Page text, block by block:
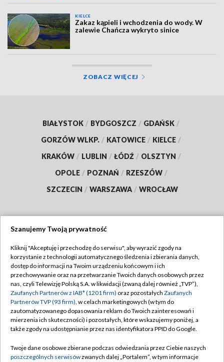
KIELCE
Zakaz kąpieli i wchodzenia do wody. W
zalewie Chańcza wykryto sinice
ZOBACZ WIĘCEJ
BIAŁYSTOK / BYDGOSZCZ / GDAŃSK /
GORZÓW WLKP. / KATOWICE / KIELCE /
KRAKÓW / LUBLIN / ŁÓDŹ / OLSZTYN /
OPOLE / POZNAŃ / RZESZÓW /
SZCZECIN / WARSZAWA / WROCŁAW
TVP
Abonament TVP
Emisja w TVP
Centrum informacji TVP
Naziemna Telewizja Cyfrowa
Rada Programowa
Regulamin TVP
Polityka prywatności
Moje zgody
Pomoc
Kontakt
Szanujemy Twoją prywatność
Kliknij "Akceptuję i przechodzę do serwisu", aby wyrazić zgody na
korzystanie z technologii automatycznego śledzenia i zbierania danych,
dostęp do informacji na Twoim urządzeniu końcowym i ich
przechowywanie oraz na przetwarzanie Twoich danych osobowych przez
nas, czyli Telewizję Polską S.A. w likwidacji (zwaną dalej również „TVP”),
Zaufanych Partnerów z IAB* (1201 firm) oraz pozostałych Zaufanych
Partnerów TVP (93 firm), w celach marketingowych (w tym do
zautomatyzowanego dopasowania reklam do Twoich zainteresowań i
mierzenia ich skuteczności) i pozostałych, które wskazujemy poniżej, a
także zgody na udostępnianie przez nas identyfikatora PPID do Google.
Twoje dane osobowe zbierane podczas odwiedzania przez Ciebie naszych
poszczególnych serwisówzwanych dalej „Portalem”, w tym informacje